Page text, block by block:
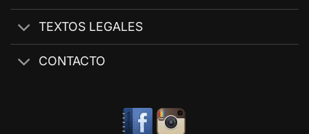
TEXTOS LEGALES
CONTACTO